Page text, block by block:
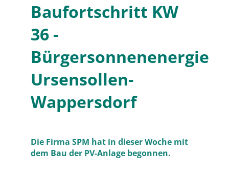
Baufortschritt KW
36 -
Bürgersonnenenergie
Ursensollen-
Wappersdorf
Die Firma SPM hat in dieser Woche mit
dem Bau der PV-Anlage begonnen.